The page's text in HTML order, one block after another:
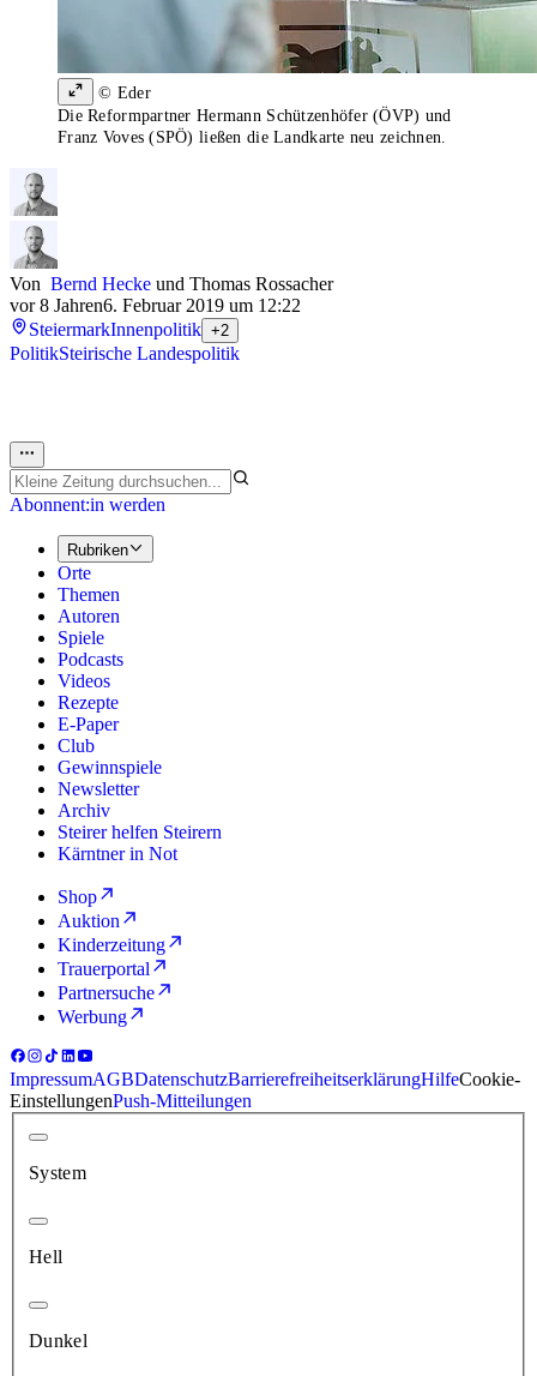
© Eder
Die Reformpartner Hermann Schützenhöfer (ÖVP) und
Franz Voves (SPÖ) ließen die Landkarte neu zeichnen.
Von Bernd Hecke und Thomas Rossacher
vor 8 Jahren6. Februar 2019 um 12:22
SteiermarkInnenpolitik +2
PolitikSteirische Landespolitik
Abonnent:in werden
Rubriken
Orte
Themen
Autoren
Spiele
Podcasts
Videos
Rezepte
E-Paper
Club
Gewinnspiele
Newsletter
Archiv
Steirer helfen Steirern
Kärntner in Not
Shop
Auktion
Kinderzeitung
Trauerportal
Partnersuche
Werbung
ImpressumAGBDatenschutzBarrierefreiheitserklärungHilfeCookie-
EinstellungenPush-Mitteilungen
System
Hell
Dunkel